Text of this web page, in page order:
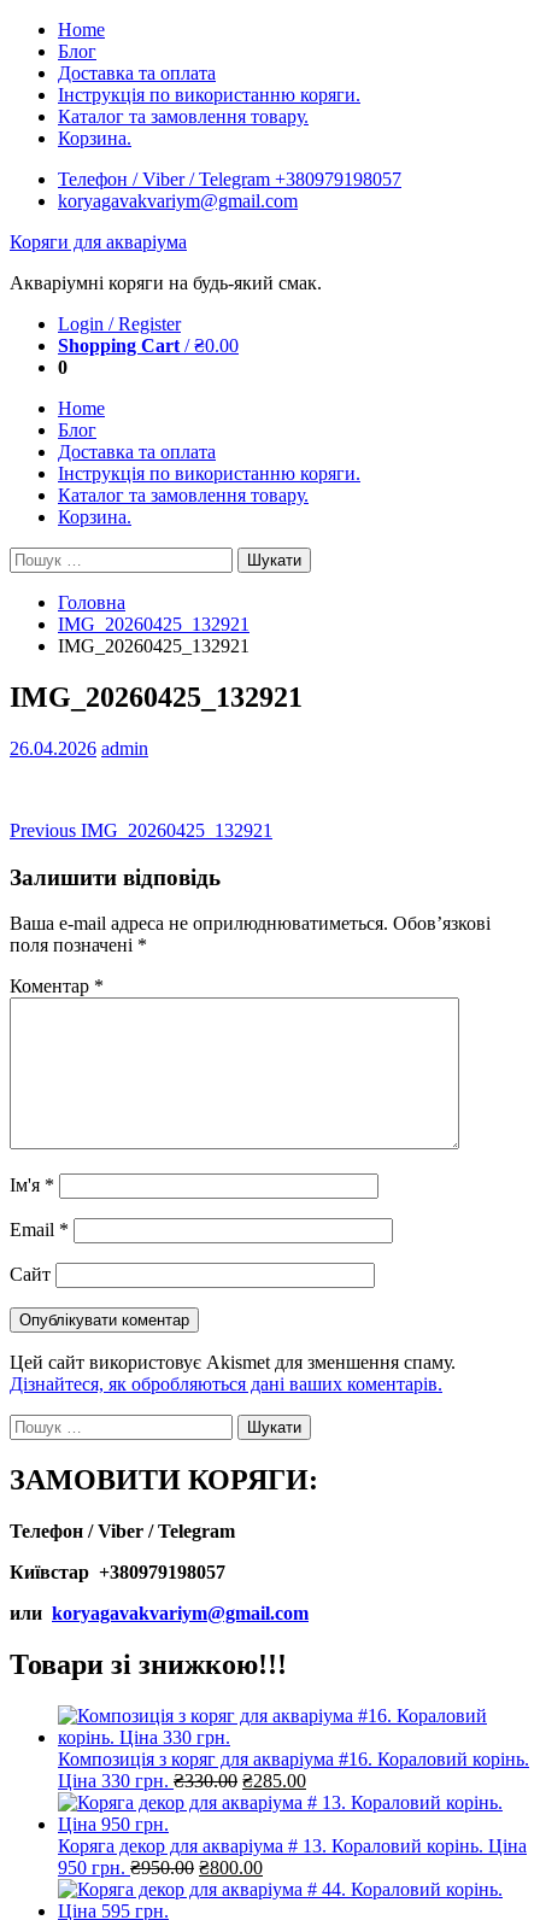
Skip
content
Home
Блог
Доставка та оплата
Інструкція по використанню коряги.
Каталог та замовлення товару.
Корзина.
Телефон / Viber / Telegram +380979198057
koryagavakvariym@gmail.com
Коряги для акваріума
Акваріумні коряги на будь-який смак.
Login / Register
Shopping Cart /₴0.00
0
Home
Блог
Доставка та оплата
Інструкція по використанню коряги.
Каталог та замовлення товару.
Корзина.
Пошук:
Головна
IMG_20260425_132921
IMG_20260425_132921
IMG_20260425_132921
26.04.2026 admin
Навігація
записів
Previous Previous
IMG_20260425_132921
Залишити відповідь
Ваша e-mail адреса не оприлюднюватиметься. Обов’язкові
поля позначені *
Коментар *
Ім'я *
Email *
Сайт
Цей сайт використовує Akismet для зменшення спаму.
Дізнайтеся, як обробляються дані ваших коментарів.
Пошук:
ЗАМОВИТИ КОРЯГИ:
Телефон / Viber / Telegram
Київстар +380979198057
или koryagavakvariym@gmail.com
Товари зі знижкою!!!
Композиція з коряг для акваріума #16. Кораловий корінь.
Ціна 330 грн. ₴330.00 Оригінальна
ціна:
₴285.00Поточна
ціна:
Коряга декор для акваріума # 13. Кораловий корінь. Ціна
950 грн. ₴950.00 Оригінальна
ціна:
₴800.00Поточна
ціна: